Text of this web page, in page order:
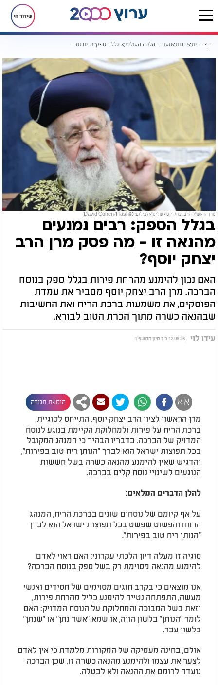
שידור חי
דף הבית יהדות מענה ההלכה העולמי בגלל הספק: רבים נמנעים מהנאה זו - מה פסק מרן הרב יצחק יוסף?
מרן הראש"ל הרב יצחק יוסף שליט"א (צילום: David Cohen/Flash90)
בגלל הספק: רבים נמנעים
מהנאה זו - מה פסק מרן הרב
יצחק יוסף?
האם נכון להימנע מהרחת פירות בגלל ספק בנוסח
הברכה. מרן הרב יצחק יוסף מסביר את עמדת
הפוסקים, את משמעות ברכת הריח ואת החשיבות
שבהנאה כשרה מתוך הכרת הטוב לבורא.
עידו לוי 12.06.26 כ"ז סיון התשפ"ו
א א הוספת תגובה
מרן הראשון לציון הרב יצחק יוסף, התייחס לסוגיית
ברכת הריח על פירות ולמחלוקת הקיימת בנוגע לנוסח
המדויק של הברכה. בדבריו הבהיר כי המנהג המקובל
בכל תפוצות ישראל הוא לברך "הנותן ריח טוב בפירות",
והדגיש שאין להימנע מהנאה כשרה בשל חששות
הנוגעים לשינויי נוסח קלים בברכה.
להלן הדברים המלאים:
על אף קיומם של נוסחים שונים בברכת הריח, המנהג
הרווח והפשוט שפשט בכל תפוצות ישראל הוא לברך
"הנותן ריח טוב בפירות".
סוגיה זו מעלה דיון הלכתי עקרוני: האם ראוי לאדם
להימנע מהנאה מסוימת רק בשל ספק בנוסח הברכה?
אנו מוצאים כי בקרב חוגים מסוימים של חסידים ואנשי
מעשה, התפתחה נטייה להימנע כליל מהרחת פירות,
וזאת בשל המבוכה והמחלוקת על הנוסח המדויק: האם
לומר "הנותן" בלשון הווה, או שמא "אשר נתן" או "שנתן"
בלשון עבר.
אולם, בחינה מעמיקה של המקורות מלמדת כי אין לאדם
לצער את עצמו ולהימנע מהנאה כשרה זו, שכן הברכה
נועדה לרומם את ההנאה ולא לבטלה.